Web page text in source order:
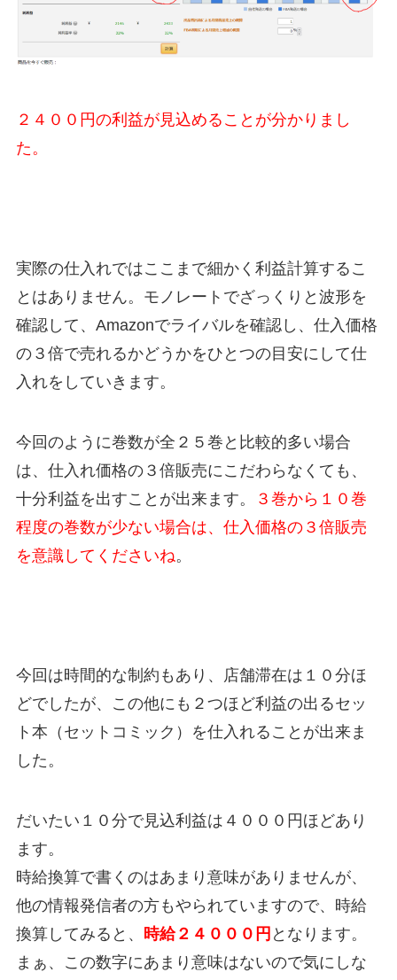
２４００円の利益が見込めることが分かりまし
た。
実際の仕入れではここまで細かく利益計算するこ
とはありません。モノレートでざっくりと波形を
確認して、Amazonでライバルを確認し、仕入価格
の３倍で売れるかどうかをひとつの目安にして仕
入れをしていきます。
今回のように巻数が全２５巻と比較的多い場合
は、仕入れ価格の３倍販売にこだわらなくても、
十分利益を出すことが出来ます。
３巻から１０巻
程度の巻数が少ない場合は、仕入価格の３倍販売
を意識してくださいね。
今回は時間的な制約もあり、店舗滞在は１０分ほ
どでしたが、この他にも２つほど利益の出るセッ
ト本（セットコミック）を仕入れることが出来ま
した。
だいたい１０分で見込利益は４０００円ほどあり
ます。
時給換算で書くのはあまり意味がありませんが、
他の情報発信者の方もやられていますので、時給
換算してみると、 時給２４０００円 となります。
まぁ、この数字にあまり意味はないので気にしな